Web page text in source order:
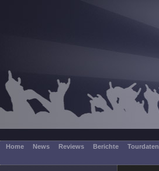
Home News Reviews Berichte Tourdaten